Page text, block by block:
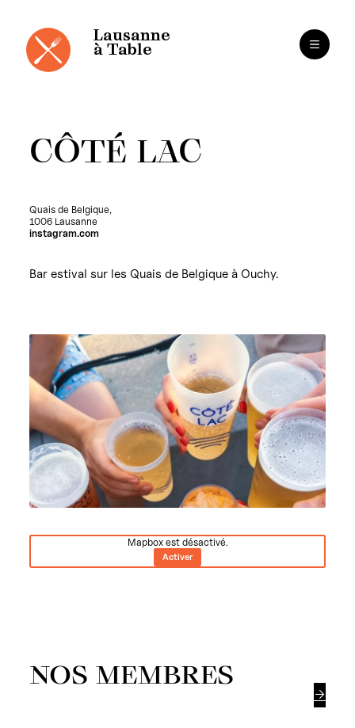
contenu
Lausanne
à Table
CÔTÉ LAC
Quais de Belgique,
1006 Lausanne
instagram.com
Bar estival sur les Quais de Belgique à Ouchy.
Mapbox est désactivé.
Activer
NOS MEMBRES
